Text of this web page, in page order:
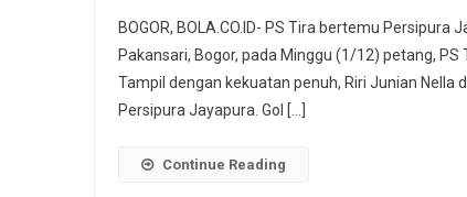
Menang
Tips
Atas
BOGOR, BOLA.CO.ID- PS Tira bertemu
Pakansari, Bogor, pada Minggu (1/12) petang,
Tampil dengan kekuatan penuh, Riri Junian
Persipura Jayapura. Gol […]
Continue Reading